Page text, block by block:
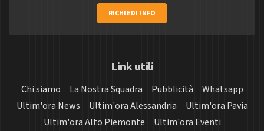
RICHIEDI INFO
Link utili
Chi siamo La Nostra Squadra Pubblicità
Whatsapp
Ultim'ora News
Ultim'ora Alessandria
Ultim'ora Pavia
Ultim'ora Alto Piemonte
Ultim'ora Eventi